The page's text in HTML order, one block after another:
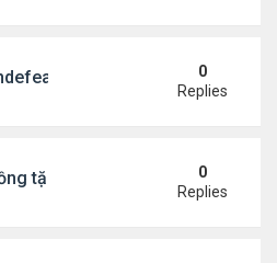
FW26 Varsity Jacket –
0
Replies
tặng tôi khu vườn tình yêu'
0
Replies